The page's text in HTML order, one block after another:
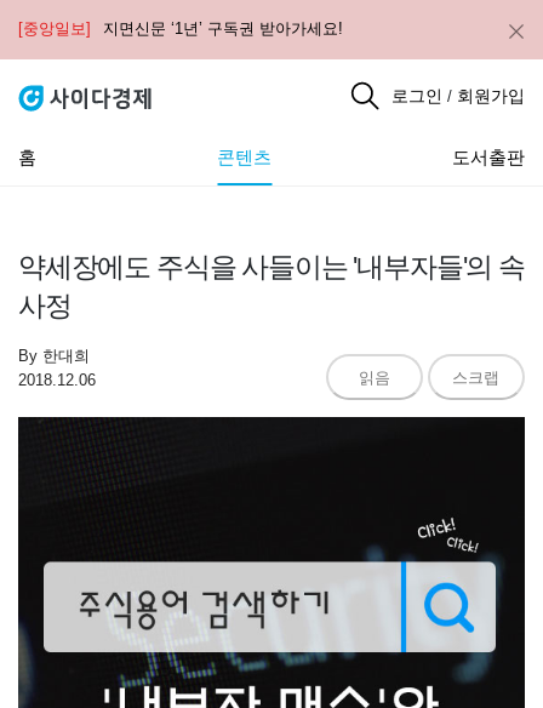
[중앙일보] 지면신문 ‘1년’ 구독권 받아가세요!
로그인 / 회원가입
홈 콘텐츠 도서출판
약세장에도 주식을 사들이는 '내부자들'의 속
사정
By 한대희
2018.12.06
읽음 스크랩